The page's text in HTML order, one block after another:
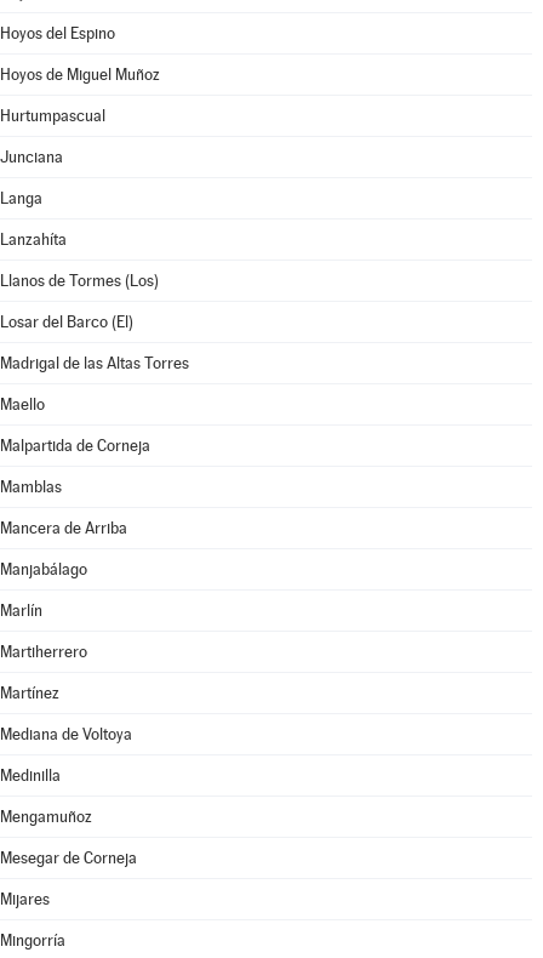
Hoyos del Espino
Hoyos de Miguel Muñoz
Hurtumpascual
Junciana
Langa
Lanzahíta
Llanos de Tormes (Los)
Losar del Barco (El)
Madrigal de las Altas Torres
Maello
Malpartida de Corneja
Mamblas
Mancera de Arriba
Manjabálago
Marlín
Martiherrero
Martínez
Mediana de Voltoya
Medinilla
Mengamuñoz
Mesegar de Corneja
Mijares
Mingorría